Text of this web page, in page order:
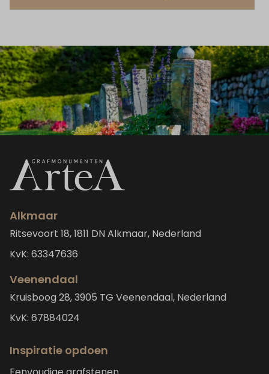
Alkmaar
Ritsevoort 18, 1811 DN Alkmaar, Nederland
KvK: 63347636
Veenendaal
Kruisboog 28, 3905 TG Veenendaal, Nederland
KvK: 67884024
Inspiratie opdoen